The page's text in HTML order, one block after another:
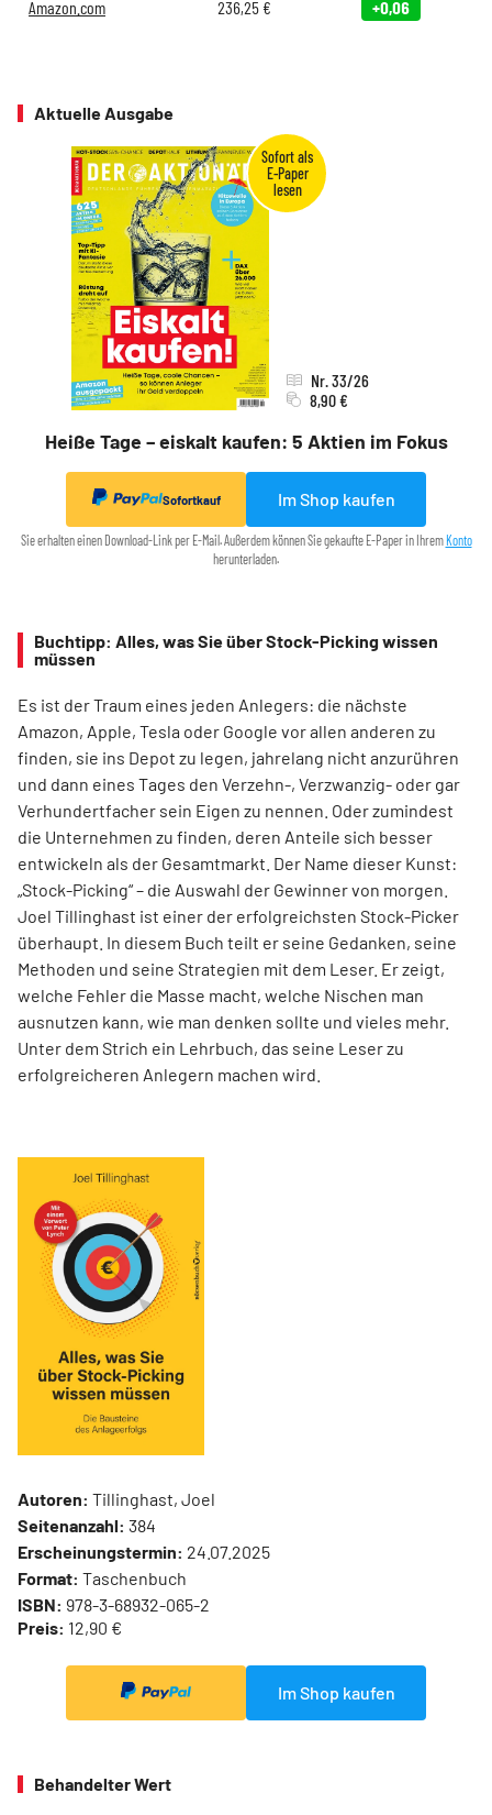
Amazon.com 236,25€ +0,06
Aktuelle Ausgabe
Heiße Tage – eiskalt kaufen: 5 Aktien im Fokus
Nr. 33/26
8,90 €
Sofortkauf Im Shop kaufen
Sie erhalten einen Download-Link per E-Mail. Außerdem können Sie gekaufte E-Paper in Ihrem Konto
herunterladen.
Buchtipp: Alles, was Sie über Stock-Picking wissen
müssen
Es ist der Traum eines jeden Anlegers: die nächste
Amazon, Apple, Tesla oder Google vor allen anderen zu
finden, sie ins Depot zu legen, jahrelang nicht anzurühren
und dann eines Tages den Verzehn-, Verzwanzig- oder gar
Verhundertfacher sein Eigen zu nennen. Oder zumindest
die Unternehmen zu finden, deren Anteile sich besser
entwickeln als der Gesamtmarkt. Der Name dieser Kunst:
„Stock-Picking“ – die Auswahl der Gewinner von morgen.
Joel Tillinghast ist einer der erfolgreichsten Stock-Picker
überhaupt. In diesem Buch teilt er seine Gedanken, seine
Methoden und seine Strategien mit dem Leser. Er zeigt,
welche Fehler die Masse macht, welche Nischen man
ausnutzen kann, wie man denken sollte und vieles mehr.
Unter dem Strich ein Lehrbuch, das seine Leser zu
erfolgreicheren Anlegern machen wird.
Autoren: Tillinghast, Joel
Seitenanzahl: 384
Erscheinungstermin: 24.07.2025
Format: Taschenbuch
ISBN: 978-3-68932-065-2
Preis: 12,90 €
Im Shop kaufen
Behandelter Wert